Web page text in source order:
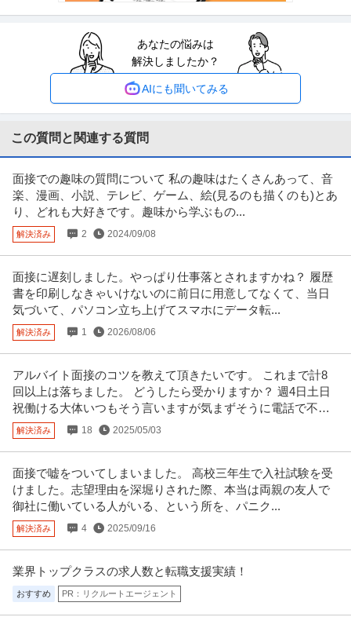
建築施工管理 ／ 大型木造施工管理（現場所長・所長候補）／転勤
なし／完全週休2日（土日祝）・年休126日
株式会社トーヨー冨士工
年間休日120日以上
年収800万円〜900万円
性などに応じ、当該求人をビ…続きを見る
採用 ／ 「新橋」人事／HR領域 ～代表直下で裁量大／土日祝休み
クラウドコンサルティング株式会社
新着 正社員 土日休み フリーランス 年間休日120日以上
年収400万円〜500万円
【職種】人事＞採用 【業種】コンサルティング＞コンサルティング ※会員属
性などに応じ、当該求人をビ
…続きを見る
提供：ビズリーチ
年収1000万円も可能×土日祝休み／外国人人材紹介の法人営業／
マネジメント業務
上野グループホールディングス株式会社
月給47万円〜62.5万円
【年収1000万円も可能×土日祝休み】外国人人材紹介の法人営業｜マネジメ
ント業務 【高収入！稼ぐな…続きを見る
提供：上野グループホールディングス株式会社
／平均年齢30代／残業月10時間
株式会社林電子
正社員 交通費支給 昇給あり 在宅ワーク
年収300万円〜500万円
【職種】管理＞経理（財務会計） 【業種】IT・インターネット＞ソフトウエ
羽田空港／施設保全サポート年休126日／土日祝休／残業10H以下
／内勤9割／安定性が強みの建コン
株式会社スタッド
あなたの悩みは
解決しましたか？
AIにも聞いてみる
この質問と関連する質問
面接での趣味の質問について 私の趣味はたくさんあって、音
楽、漫画、小説、テレビ、ゲーム、絵(見るのも描くのも)とあ
り、どれも大好きです。趣味から学ぶもの...
解決済み 2 2024/09/08
面接に遅刻しました。やっぱり仕事落とされますかね？ 履歴
書を印刷しなきゃいけないのに前日に用意してなくて、当日
気づいて、パソコン立ち上げてスマホにデータ転...
解決済み 1 2026/08/06
アルバイト面接のコツを教えて頂きたいです。 これまで計8
回以上は落ちました。 どうしたら受かりますか？ 週4日土日
祝働ける大体いつもそう言いますが気まずそうに電話で不採
用を告られます。
解決済み 18 2025/05/03
面接で嘘をついてしまいました。 高校三年生で入社試験を受
けました。志望理由を深堀りされた際、本当は両親の友人で
御社に働いている人がいる、という所を、パニク...
解決済み 4 2025/09/16
業界トップクラスの求人数と転職支援実績！
おすすめ PR：リクルートエージェント